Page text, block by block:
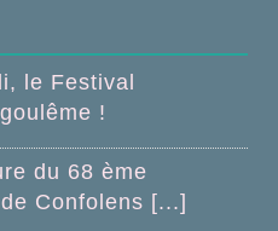
le Festival
!
du 68 ème
Confolens [...]